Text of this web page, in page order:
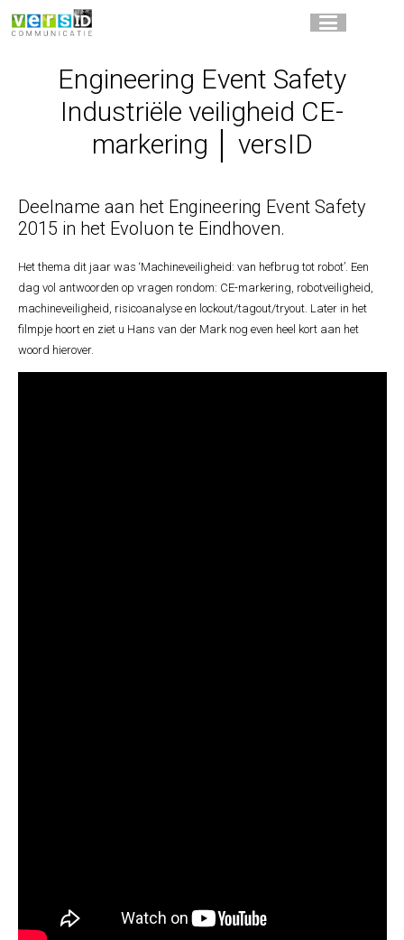
Engineering Event Safety
Industriële veiligheid CE-
markering │ versID
Deelname aan het Engineering Event Safety
2015 in het Evoluon te Eindhoven.
Het thema dit jaar was ‘Machineveiligheid: van hefbrug tot robot’. Een
dag vol antwoorden op vragen rondom: CE-markering, robotveiligheid,
machineveiligheid, risicoanalyse en lockout/tagout/tryout. Later in het
filmpje hoort en ziet u Hans van der Mark nog even heel kort aan het
woord hierover.